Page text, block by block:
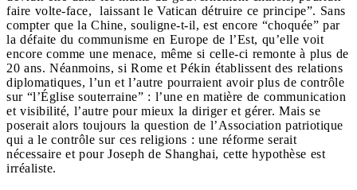
faire volte-face, laissant le Vatican détruire ce principe”. Sans
compter que la Chine, souligne-t-il, est encore “choquée” par
la défaite du communisme en Europe de l’Est, qu’elle voit
encore comme une menace, même si celle-ci remonte à plus de
20 ans. Néanmoins, si Rome et Pékin établissent des relations
diplomatiques, l’un et l’autre pourraient avoir plus de contrôle
sur “l’Église souterraine” : l’une en matière de communication
et visibilité, l’autre pour mieux la diriger et gérer. Mais se
poserait alors toujours la question de l’Association patriotique
qui a le contrôle sur ces religions : une réforme serait
nécessaire et pour Joseph de Shanghai, cette hypothèse est
irréaliste.